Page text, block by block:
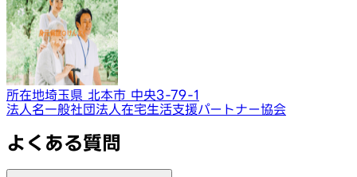
所在地埼玉県 北本市 中央3-79-1
法人名一般社団法人在宅生活支援パートナー協会
よくある質問